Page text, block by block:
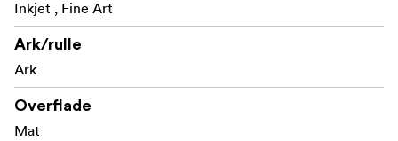
Inkjet , Fine Art
Ark/rulle
Ark
Overflade
Mat